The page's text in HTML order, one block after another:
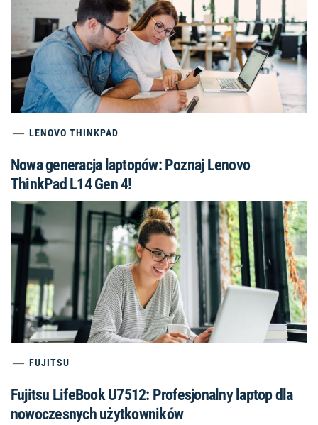
LENOVO THINKPAD
Nowa generacja laptopów: Poznaj Lenovo
ThinkPad L14 Gen 4!
FUJITSU
Fujitsu LifeBook U7512: Profesjonalny laptop dla
nowoczesnych użytkowników